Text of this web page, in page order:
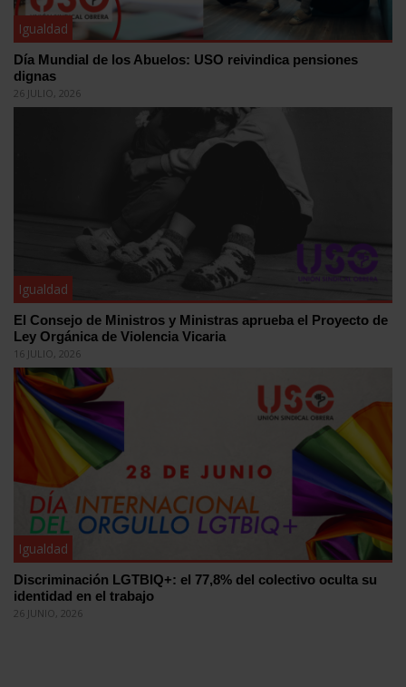
Igualdad
Día Mundial de los Abuelos: USO reivindica pensiones
dignas
26 JULIO, 2026
Igualdad
El Consejo de Ministros y Ministras aprueba el Proyecto de
Ley Orgánica de Violencia Vicaria
16 JULIO, 2026
Igualdad
Discriminación LGTBIQ+: el 77,8% del colectivo oculta su
identidad en el trabajo
26 JUNIO, 2026